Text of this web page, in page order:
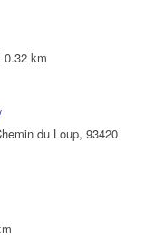
0.32 km
du Loup, 93420